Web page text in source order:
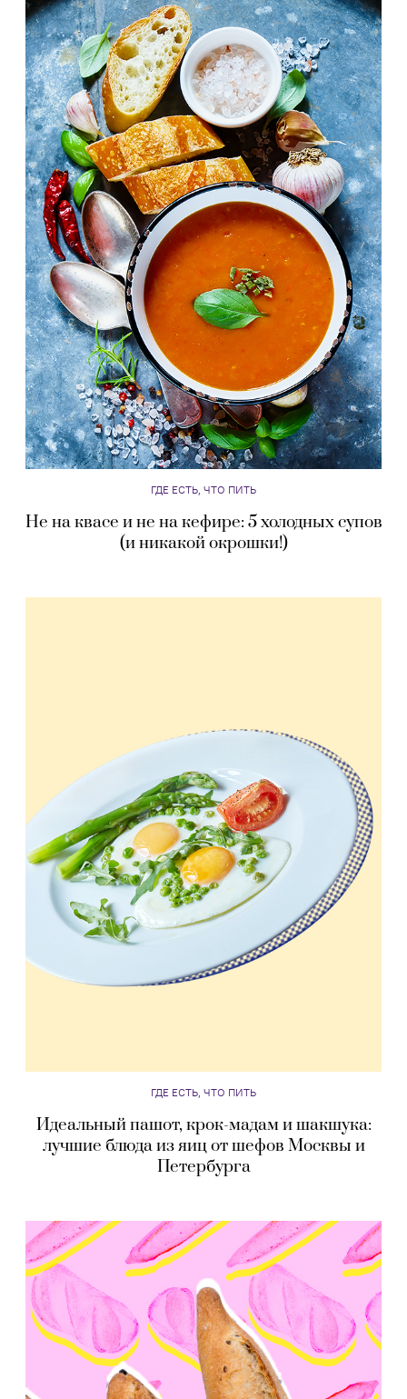
ГДЕ ЕСТЬ, ЧТО ПИТЬ
Не на квасе и не на кефире: 5 холодных супов
(и никакой окрошки!)
ГДЕ ЕСТЬ, ЧТО ПИТЬ
Идеальный пашот, крок-мадам и шакшука:
лучшие блюда из яиц от шефов Москвы и
Петербурга